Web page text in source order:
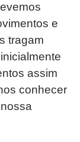
e
tragam
assim
conhecer